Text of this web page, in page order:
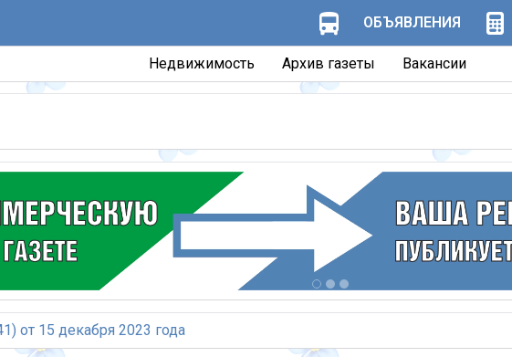
ОБЪЯВЛЕНИЯ
Недвижимость Архив газеты Вакансии
от 15 декабря 2023 года